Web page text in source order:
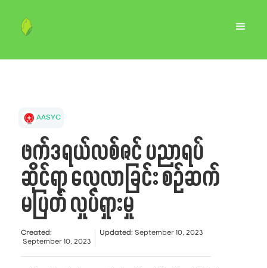
AASYC
ဖက်ဒရယ်လစ်ဇင် ပညာရပ်
ဆိုင်ရာ လေ့လာခြင်း စဉ်ဆက်
မပြတ် လှုပ်ရှားမှု
Created:
September 10, 2023
Updated: September 10, 2023